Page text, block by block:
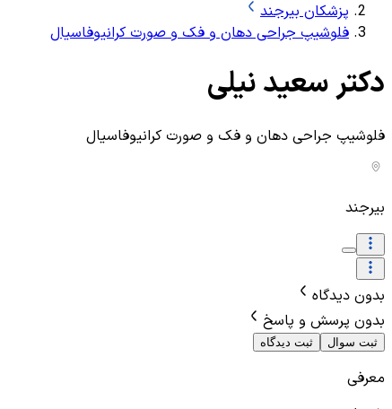
پزشکان بیرجند
فلوشیپ جراحی دهان و فک و صورت کرانیوفاسیال
دکتر سعید نیلی
فلوشیپ جراحی دهان و فک و صورت کرانیوفاسیال
بیرجند
بدون دیدگاه
بدون پرسش و پاسخ
ثبت سوال ثبت دیدگاه
معرفی